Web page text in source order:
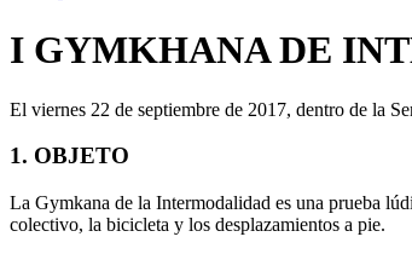
I GYMKHANA DE
El viernes 22 de septiembre de 2017, dentro de la
1. OBJETO
La Gymkana de la Intermodalidad es una prueba
colectivo, la bicicleta y los desplazamientos a pie.